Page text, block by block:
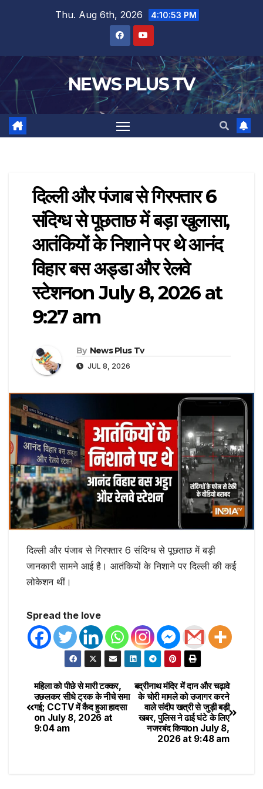
Thu. Aug 6th, 2026 4:10:54 PM
NEWS PLUS TV
दिल्ली और पंजाब से गिरफ्तार 6
संदिग्ध से पूछताछ में बड़ा खुलासा,
आतंकियों के निशाने पर थे आनंद
विहार बस अड्डा और रेलवे
स्टेशन​on July 8, 2026 at
9:27 am
By News Plus Tv
JUL 8, 2026
दिल्ली और पंजाब से गिरफ्तार 6 संदिग्ध से पूछताछ में बड़ी
जानकारी सामने आई है। आतंकियों के निशाने पर दिल्ली की कई
लोकेशन थीं।
Spread the love
बद्रीनाथ मंदिर में दान और चढ़ावे
के चोरी मामले को उजागर करने
वाले संदीप खत्री से जुड़ी बड़ी
खबर, पुलिस ने ढाई घंटे के लिए
नजरबंद किया​on July 8,
2026 at 9:48 am
महिला को पीछे से मारी टक्कर,
उछलकर सीधे ट्रक के नीचे समा
गई; CCTV में कैद हुआ हादसा​
on July 8, 2026 at
9:04 am